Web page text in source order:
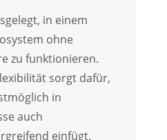
in einem
ohne
zu funktionieren.
sorgt dafür,
in
auch
einfügt.